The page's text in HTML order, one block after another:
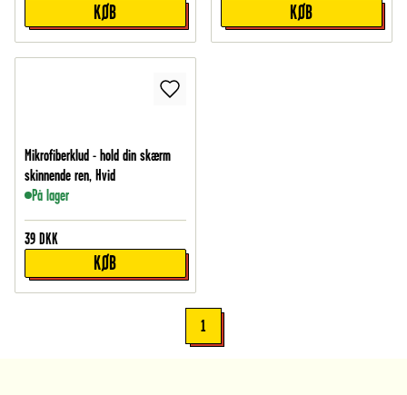
KØB KØB
Mikrofiberklud - hold din skærm
skinnende ren, Hvid
På lager
39 DKK
KØB
1